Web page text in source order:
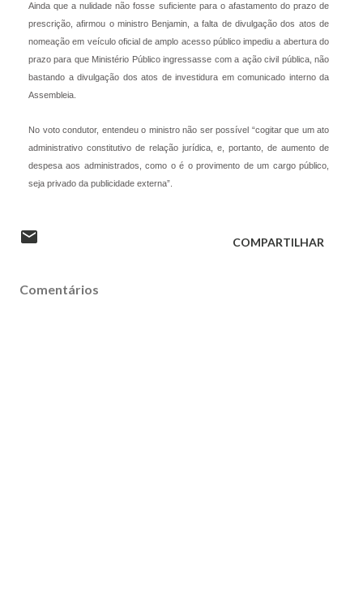
Ainda que a nulidade não fosse suficiente para o afastamento do prazo de
prescrição, afirmou o ministro Benjamin, a falta de divulgação dos atos de
nomeação em veículo oficial de amplo acesso público impediu a abertura do
prazo para que Ministério Público ingressasse com a ação civil pública, não
bastando a divulgação dos atos de investidura em comunicado interno da
Assembleia.
No voto condutor, entendeu o ministro não ser possível “cogitar que um ato
administrativo constitutivo de relação jurídica, e, portanto, de aumento de
despesa aos administrados, como o é o provimento de um cargo público,
seja privado da publicidade externa”.
COMPARTILHAR
Comentários